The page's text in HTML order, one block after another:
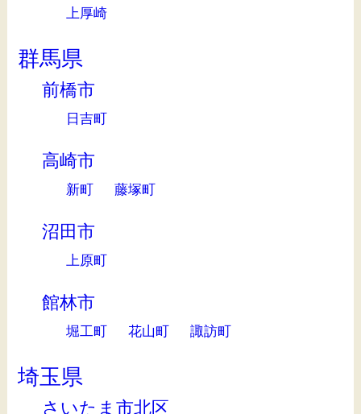
上厚崎
群馬県
前橋市
日吉町
高崎市
新町 藤塚町
沼田市
上原町
館林市
堀工町 花山町 諏訪町
埼玉県
さいたま市北区